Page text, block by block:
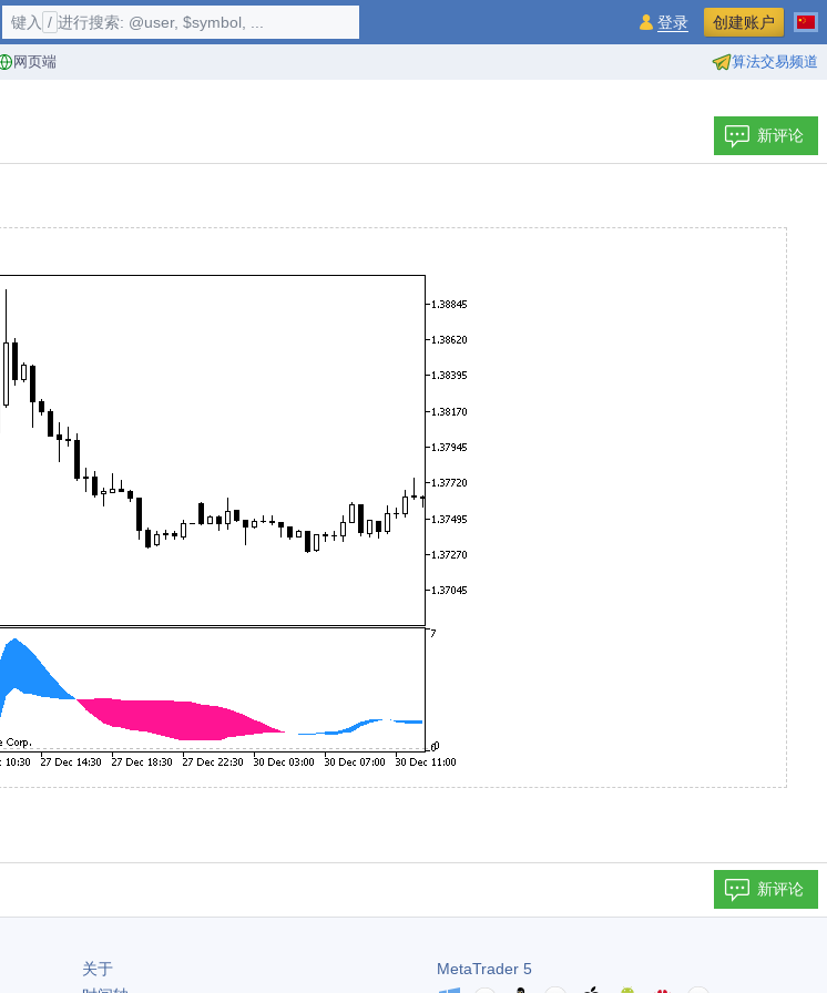
网页端 算法交易频道
键入 / 进行搜索: @user, $symbol, ... 登录 创建账户
新评论
新评论
关于
MetaTrader 5